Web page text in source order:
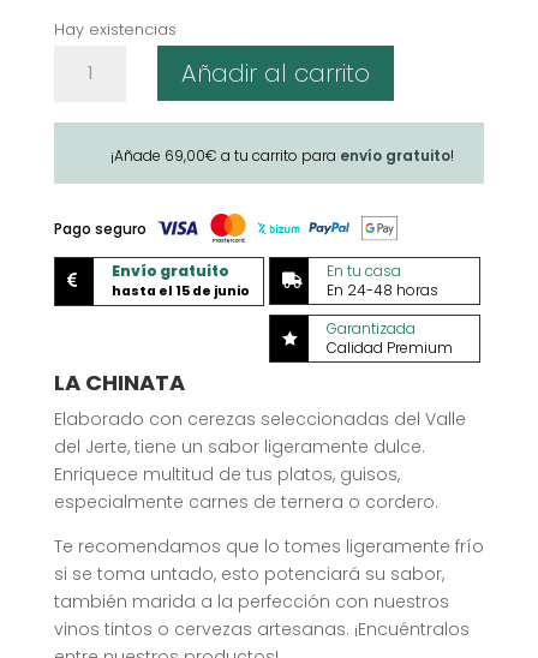
Hay existencias
ibérico
cantidad
Añadir al carrito
¡Añade 69,00€ a tu carrito para envío gratuito!
Pago seguro
 Envío gratuito
hasta el 15 de junio

En tu casa
En 24-48 horas

Garantizada
Calidad Premium
LA CHINATA
Elaborado con cerezas seleccionadas del Valle
del Jerte, tiene un sabor ligeramente dulce.
Enriquece multitud de tus platos, guisos,
especialmente carnes de ternera o cordero.
Te recomendamos que lo tomes ligeramente frío
si se toma untado, esto potenciará su sabor,
también marida a la perfección con nuestros
vinos tintos o cervezas artesanas. ¡Encuéntralos